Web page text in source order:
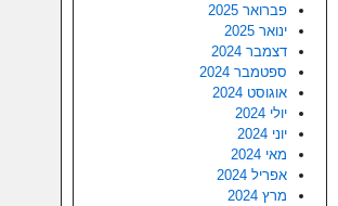
פברואר 2025
ינואר 2025
דצמבר 2024
ספטמבר 2024
אוגוסט 2024
יולי 2024
יוני 2024
מאי 2024
אפריל 2024
מרץ 2024